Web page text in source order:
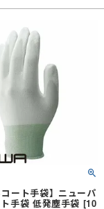
コート手袋】ニューパ
手袋 低発塵手袋 [10